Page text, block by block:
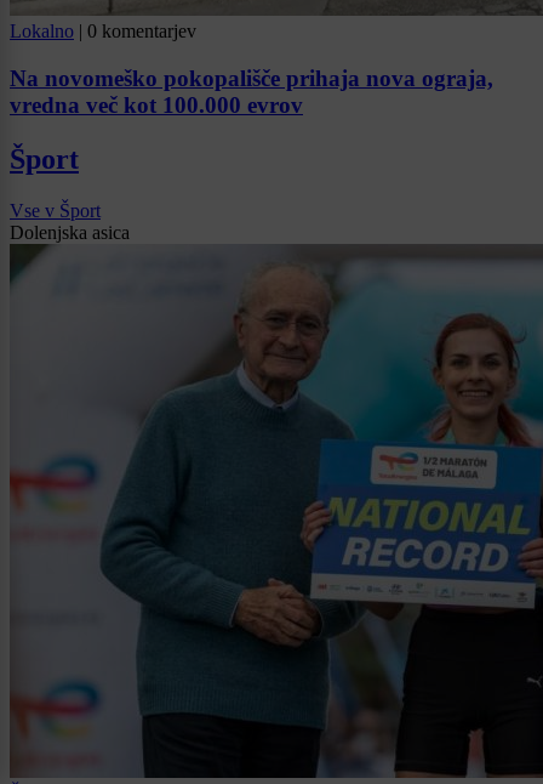
Lokalno | 0 komentarjev
Na novomeško pokopališče prihaja nova ograja,
vredna več kot 100.000 evrov
Šport
Vse v Šport
Dolenjska asica